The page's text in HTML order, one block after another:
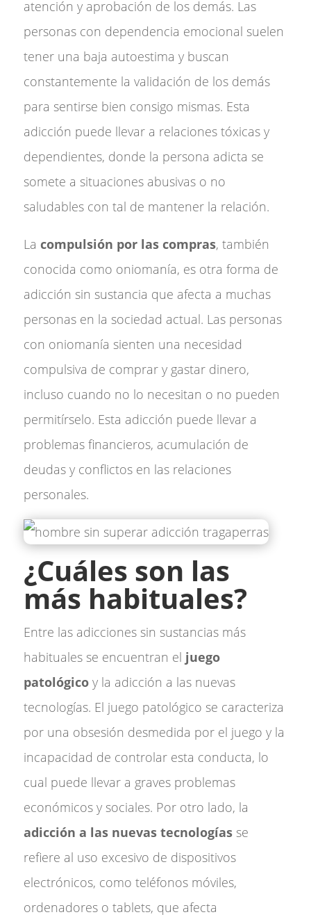
atención y aprobación de los demás. Las
personas con dependencia emocional suelen
tener una baja autoestima y buscan
constantemente la validación de los demás
para sentirse bien consigo mismas. Esta
adicción puede llevar a relaciones tóxicas y
dependientes, donde la persona adicta se
somete a situaciones abusivas o no
saludables con tal de mantener la relación.
La compulsión por las compras, también
conocida como oniomanía, es otra forma de
adicción sin sustancia que afecta a muchas
personas en la sociedad actual. Las personas
con oniomanía sienten una necesidad
compulsiva de comprar y gastar dinero,
incluso cuando no lo necesitan o no pueden
permitírselo. Esta adicción puede llevar a
problemas financieros, acumulación de
deudas y conflictos en las relaciones
personales.
¿Cuáles son las
más habituales?
Entre las adicciones sin sustancias más
habituales se encuentran el juego
patológicoy la adicción a las nuevas
tecnologías. El juego patológico se caracteriza
por una obsesión desmedida por el juego y la
incapacidad de controlar esta conducta, lo
cual puede llevar a graves problemas
económicos y sociales. Por otro lado, la
adicción a las nuevas tecnologíasse
refiere al uso excesivo de dispositivos
electrónicos, como teléfonos móviles,
ordenadores o tablets, que afecta